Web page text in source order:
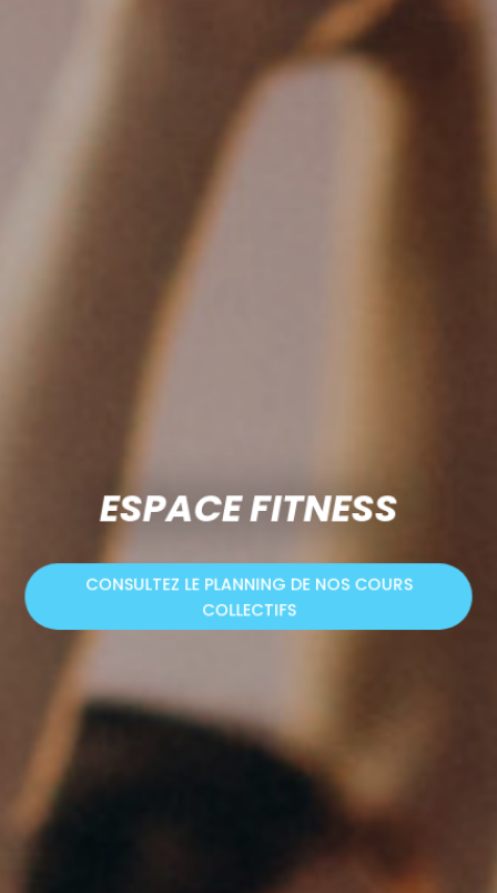
ESPACE FITNESS
CONSULTEZ LE PLANNING DE NOS COURS
COLLECTIFS